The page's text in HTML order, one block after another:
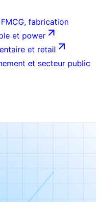
FMCG, fabrication
et power
et retail
et secteur public